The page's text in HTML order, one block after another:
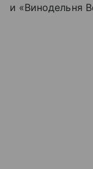
и «Винодельня